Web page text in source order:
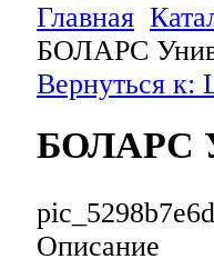
Главная
БОЛАРС
Вернуться к:
БОЛАРС
Описание